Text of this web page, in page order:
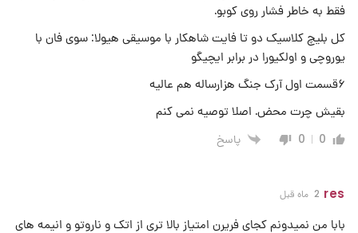
فقط به خاطر فشار روی کوبو.
کل بلیچ کلاسیک دو تا فایت شاهکار با موسیقی هیولا: سوی فان با
یوروچی و اولکیورا در برابر ایچیگو
۶قسمت اول آرک جنگ هزارساله هم عالیه
بقیش چرت محض. اصلا توصیه نمی کنم
0
0 پاسخ
res 2 ماه قبل
بابا من نمیدونم کجای فریرن امتیاز بالا تری از اتک و ناروتو و انیمه های